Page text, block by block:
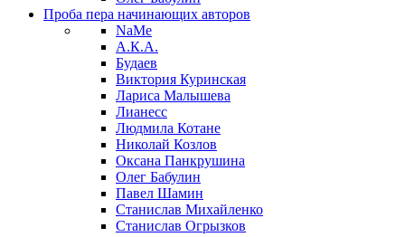
Проба пера начинающих авторов
NaMe
А.К.А.
Будаев
Виктория Куринская
Лариса Малышева
Лианесс
Людмила Котане
Николай Козлов
Оксана Панкрушина
Олег Бабулин
Павел Шамин
Станислав Михайленко
Станислав Огрызков